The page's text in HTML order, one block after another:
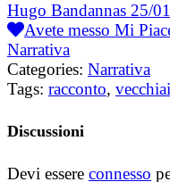
Hugo Bandannas 25/
Avete messo Mi
Narrativa
Categories: Narrativa
Tags: racconto,
Discussioni
Devi essere connesso